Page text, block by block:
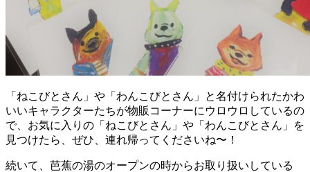
「ねこびとさん」や「わんこびとさん」と名付けられたかわ
いいキャラクターたちが物販コーナーにウロウロしているの
で、お気に入りの「ねこびとさん」や「わんこびとさん」を
見つけたら、ぜひ、連れ帰ってくださいね〜！
続いて、芭蕉の湯のオープンの時からお取り扱いしている